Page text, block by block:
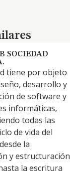
SOCIEDAD
tiene por objeto
desarrollo y
de software y
informáticas,
todas las
de vida del
la
y estructuración
la escritura